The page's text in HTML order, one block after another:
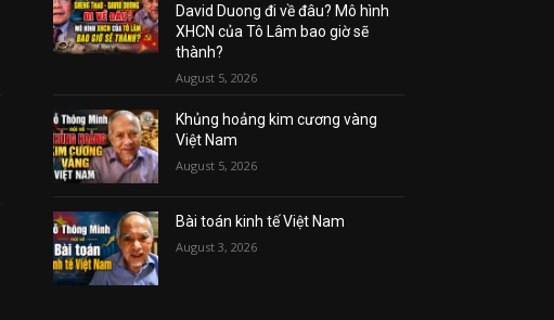
David Duong đi về đâu? Mô hình
XHCN của Tô Lâm bao giờ sẽ
thành?
August 5, 2026
Khủng hoảng kim cương vàng
Việt Nam
August 5, 2026
Bài toán kinh tế Việt Nam
August 3, 2026